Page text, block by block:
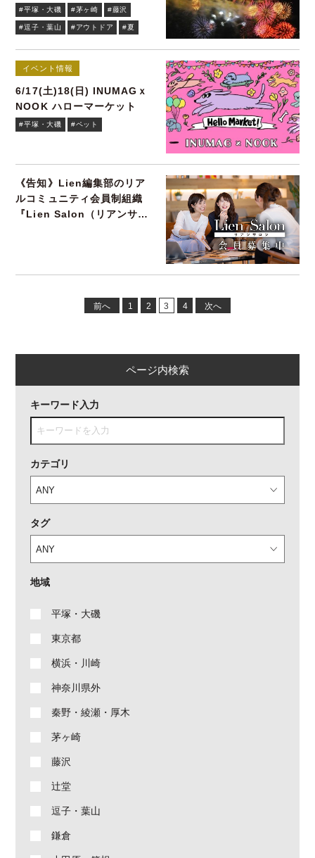
#平塚・大磯 #茅ヶ崎 #藤沢
#逗子・葉山 #アウトドア #夏
イベント情報
6/17(土)18(日) INUMAGｘ
NOOK ハローマーケット
#平塚・大磯 #ペット
《告知》Lien編集部のリア
ルコミュニティ会員制組織
『Lien Salon（リアンサロ
前へ 1 2 3 4 次へ
ページ内検索
キーワード入力
カテゴリ
タグ
地域
平塚・大磯
東京都
横浜・川崎
神奈川県外
秦野・綾瀬・厚木
茅ヶ崎
藤沢
辻堂
逗子・葉山
鎌倉